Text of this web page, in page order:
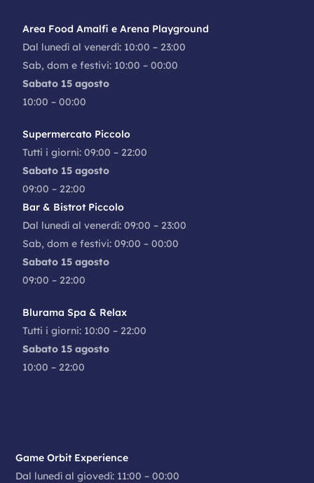
Area Food Amalfi e Arena Playground
Dal lunedì al venerdì: 10:00 – 23:00
Sab, dom e festivi: 10:00 – 00:00
Sabato 15 agosto
10:00 – 00:00
Supermercato Piccolo
Tutti i giorni: 09:00 – 22:00
Sabato 15 agosto
09:00 – 22:00
Bar & Bistrot Piccolo
Dal lunedì al venerdì: 09:00 – 23:00
Sab, dom e festivi: 09:00 – 00:00
Sabato 15 agosto
09:00 – 22:00
Blurama Spa & Relax
Tutti i giorni: 10:00 – 22:00
Sabato 15 agosto
10:00 – 22:00
Game Orbit Experience
Dal lunedì al giovedì: 11:00 – 00:00